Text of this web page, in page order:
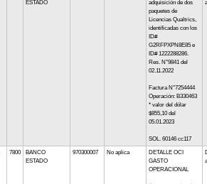
ESTADO
adquisición de dos
paquetes de
Licencias Qualtrics,
identificadas con los
ID#
G2RFPXPN8E85 e
ID# 1222288286.
Res. N°9841 del
02.11.2022
Factura N°7254444
Operación: B330463
* valor del dólar
$855,10 del
05.01.2023
SOL. 60146 cc117
7800
BANCO
ESTADO
970300007 No aplica
DETALLE OCI
GASTO
OPERACIONAL